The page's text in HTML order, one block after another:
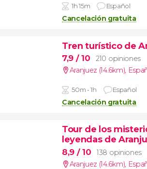
1h 15m Español
Cancelación gratuita
Tren turístico de
7,9 / 10
210 opiniones
Aranjuez (14.6km),
50m - 1h Español
Cancelación gratuita
Tour de los
leyendas de
8,9 / 10
138 opiniones
Aranjuez (14.6km)